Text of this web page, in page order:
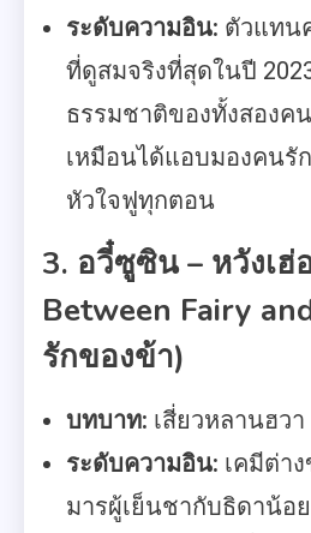
ระดับความอิน: ตัวแทน
ที่ดูสมจริงที่สุดในปี
ธรรมชาติของทั้งสองค
เหมือนได้แอบมองคนรั
หัวใจฟูทุกตอน
3. อวี๋ซูซิน – หวังเฮ่
Between Fairy
รักของข้า)
บทบาท: เสี่ยวหลานฮว
ระดับความอิน: เคมีต่า
มารผู้เย็นชากับธิดาน้อ